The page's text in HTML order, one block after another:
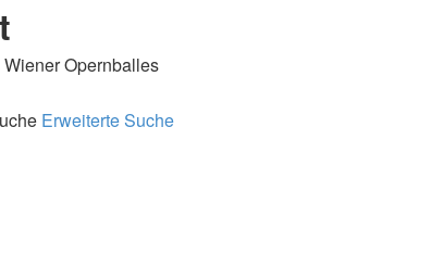
Opernballes
Erweiterte Suche